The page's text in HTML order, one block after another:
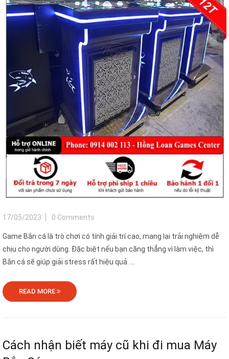
17/05/2023 0 Comments
Game Bắn cá là trò chơi có tính giải trí cao, mang lại trải nghiệm dễ
chịu cho người dùng. Đặc biệt nếu bạn căng thẳng vì làm việc, thì
Bắn cá sẽ giúp giải stress rất hiệu quả. ...
READ MORE
Cách nhận biết máy cũ khi đi mua Máy